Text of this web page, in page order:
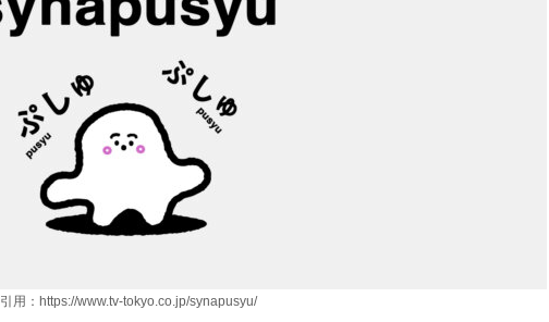
引用：https://www.tv-tokyo.co.jp/synapusyu/